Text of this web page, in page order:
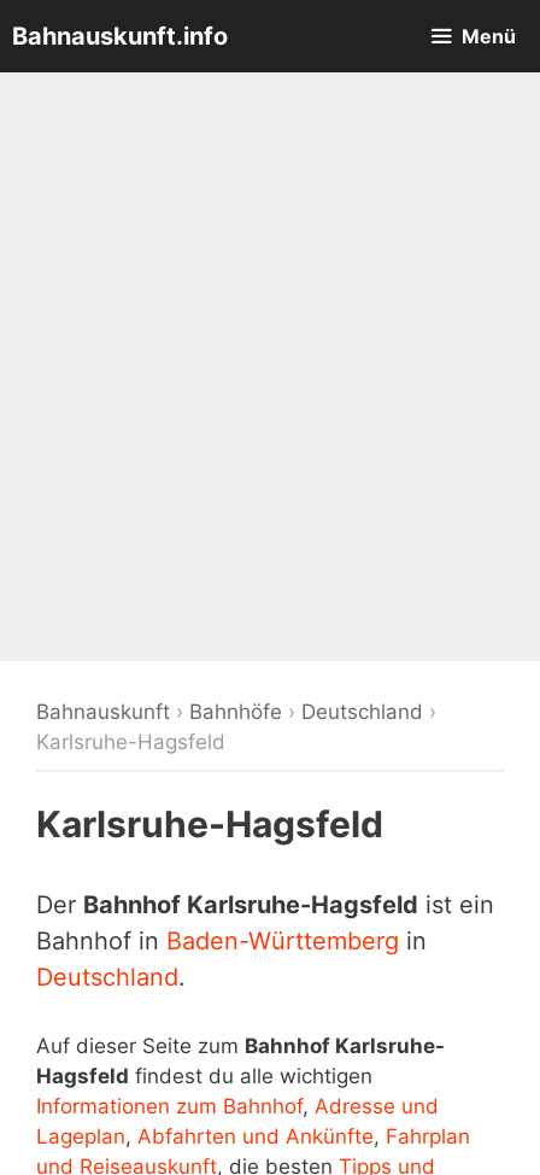
Inhalt
springen
Bahnauskunft.info Menü
Bahnauskunft › Bahnhöfe › Deutschland ›
Karlsruhe-Hagsfeld
Karlsruhe-Hagsfeld
Der Bahnhof Karlsruhe-Hagsfeld ist ein
Bahnhof in Baden-Württemberg in
Deutschland.
Auf dieser Seite zum Bahnhof Karlsruhe-
Hagsfeld findest du alle wichtigen
Informationen zum Bahnhof, Adresse und
Lageplan, Abfahrten und Ankünfte, Fahrplan
und Reiseauskunft, die besten Tipps und